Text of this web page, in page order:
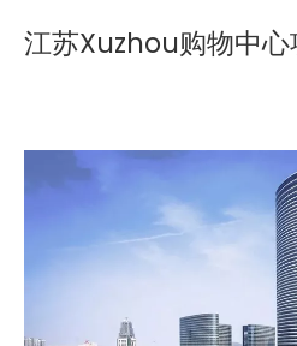
江苏Xuzhou购物中心